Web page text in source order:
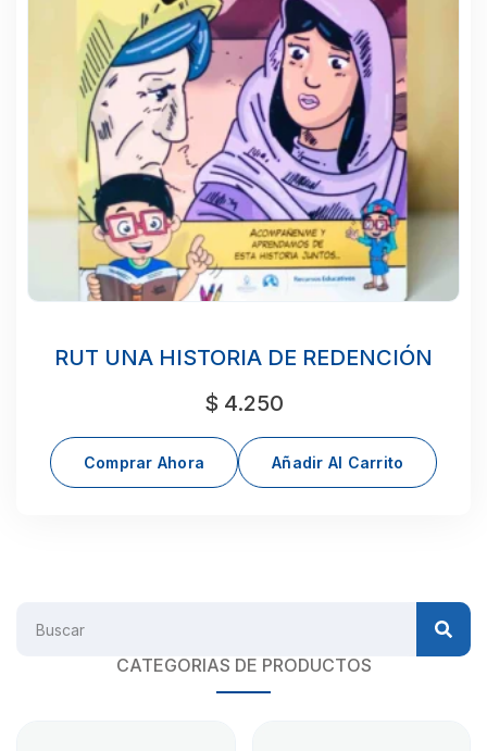
RUT UNA HISTORIA DE REDENCIÓN
$ 4.250
Comprar Ahora Añadir Al Carrito
CATEGORIAS DE PRODUCTOS